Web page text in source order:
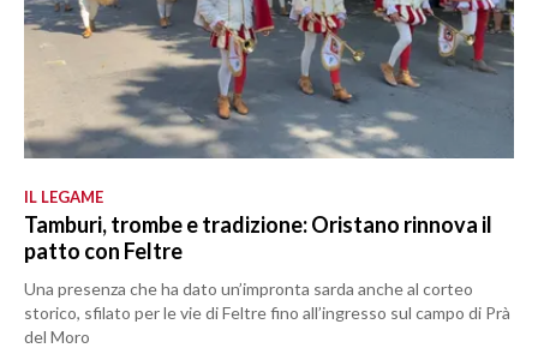
IL LEGAME
Tamburi, trombe e tradizione: Oristano rinnova il
patto con Feltre
Una presenza che ha dato un’impronta sarda anche al corteo
storico, sfilato per le vie di Feltre fino all’ingresso sul campo di Prà
del Moro